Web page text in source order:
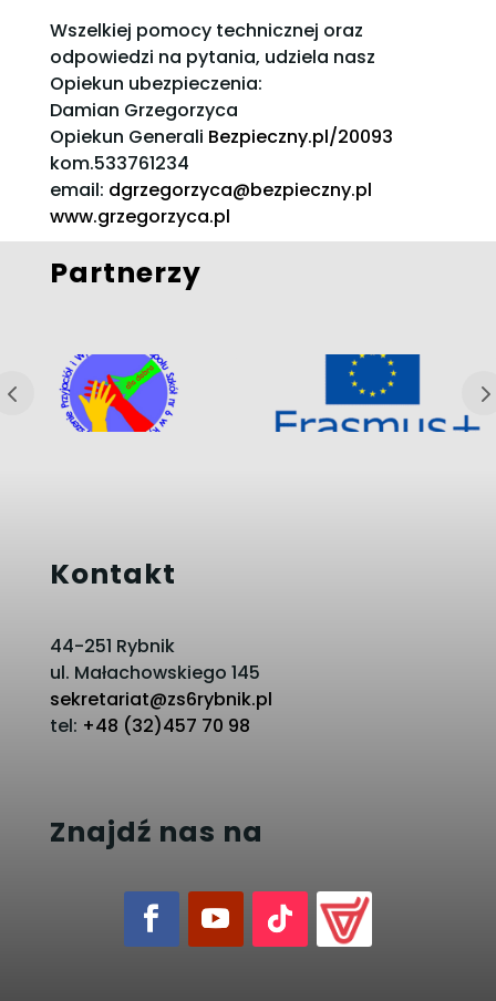
Wszelkiej pomocy technicznej oraz
odpowiedzi na pytania, udziela nasz
Opiekun ubezpieczenia:
Damian Grzegorzyca
Opiekun Generali Bezpieczny.pl/20093
kom.533761234
email: dgrzegorzyca@bezpieczny.pl
www.grzegorzyca.pl
Partnerzy
Kontakt
44-251 Rybnik
ul. Małachowskiego 145
sekretariat@zs6rybnik.pl
tel: +48 (32)457 70 98
Znajdź nas na